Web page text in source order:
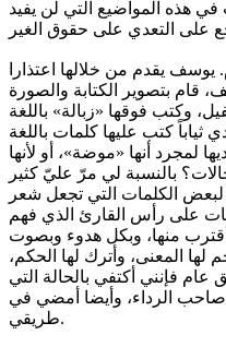
هذه المواضيع التي لن يفيد
يقدم من خلالها اعتذارا
قام بتصوير الكتابة والصورة
وكتب فوقها «زبالة» باللغة
ثياباً كتب عليها كلمات باللغة
لمجرد أنها «موضة»، أو لأنها
بالنسبة لي مرّ عليّ كثير
الكلمات التي تجعل شعر
على رأس القارئ الذي فهم
منها، وبكل هدوء وبصوت
لها المعنى، وأترك لها الحكم،
فإنني أكتفي بالحالة التي
الرداء، وأيضا أمضي في
طريقي.